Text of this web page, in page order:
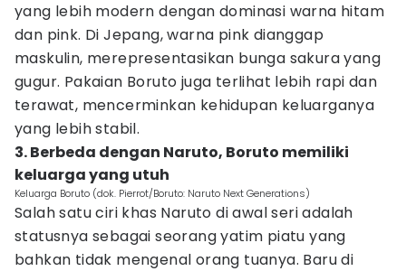
yang lebih modern dengan dominasi warna hitam
dan pink. Di Jepang, warna pink dianggap
maskulin, merepresentasikan bunga sakura yang
gugur. Pakaian Boruto juga terlihat lebih rapi dan
terawat, mencerminkan kehidupan keluarganya
yang lebih stabil.
3. Berbeda dengan Naruto, Boruto memiliki
keluarga yang utuh
Keluarga Boruto (dok. Pierrot/Boruto: Naruto Next Generations)
Salah satu ciri khas Naruto di awal seri adalah
statusnya sebagai seorang yatim piatu yang
bahkan tidak mengenal orang tuanya. Baru di